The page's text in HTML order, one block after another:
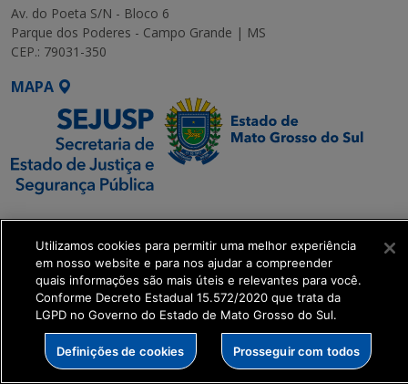
Av. do Poeta S/N - Bloco 6
Parque dos Poderes - Campo Grande | MS
CEP.: 79031-350
MAPA
SETDIG | Secretaria-
Executiva de
Transformação Digital
get_footer();
Utilizamos cookies para permitir uma melhor experiência
em nosso website e para nos ajudar a compreender
quais informações são mais úteis e relevantes para você.
Conforme Decreto Estadual 15.572/2020 que trata da
LGPD no Governo do Estado de Mato Grosso do Sul.
Definições de cookies Prosseguir com todos